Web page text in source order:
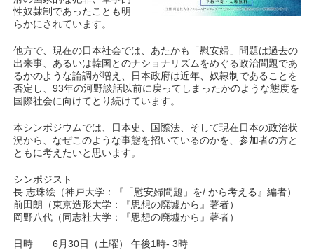
性奴隷制であったことも明
らかにされています。
他方で、現在の日本社会では、あたかも「慰安婦」問題は過去の
出来事、あるいは韓国とのナショナリズムをめぐる政治問題であ
るかのような論調が増え、日本政府は近年、奴隷制であることを
否定し、93年の河野談話以前に戻ってしまったかのような態度を
国際社会に向けてとり続けています。
本シンポジウムでは、日本史、国際法、そして現在日本の政治状
況から、なぜこのような事態を招いているのかを、参加者の方と
ともに考えたいと思います。
シンポジスト
長 志珠絵（神戸大学：『「慰安婦問題」を/ から考える』編者）
前田朗（東京造形大学：『思想の廃墟から』著者）
岡野八代（同志社大学：『思想の廃墟から』著者）
日時 6月30日（土曜） 午後1時- 3時